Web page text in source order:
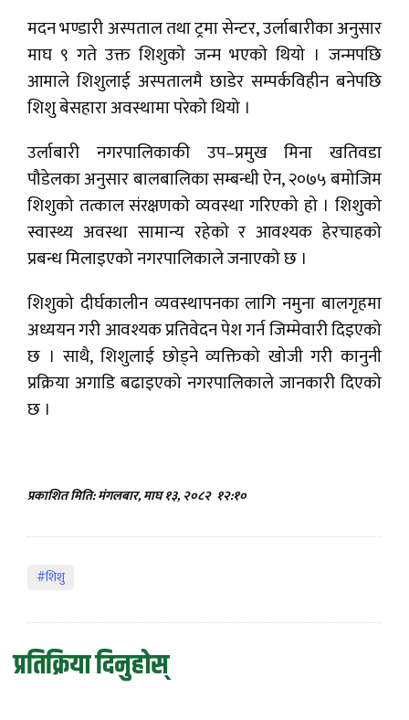
मदन भण्डारी अस्पताल तथा ट्रमा सेन्टर, उर्लाबारीका अनुसार
माघ ९ गते उक्त शिशुको जन्म भएको थियो । जन्मपछि
आमाले शिशुलाई अस्पतालमै छाडेर सम्पर्कविहीन बनेपछि
शिशु बेसहारा अवस्थामा परेको थियो ।
उर्लाबारी नगरपालिकाकी उप–प्रमुख मिना खतिवडा
पौडेलका अनुसार बालबालिका सम्बन्धी ऐन, २०७५ बमोजिम
शिशुको तत्काल संरक्षणको व्यवस्था गरिएको हो । शिशुको
स्वास्थ्य अवस्था सामान्य रहेको र आवश्यक हेरचाहको
प्रबन्ध मिलाइएको नगरपालिकाले जनाएको छ ।
शिशुको दीर्घकालीन व्यवस्थापनका लागि नमुना बालगृहमा
अध्ययन गरी आवश्यक प्रतिवेदन पेश गर्न जिम्मेवारी दिइएको
छ । साथै, शिशुलाई छोड्ने व्यक्तिको खोजी गरी कानुनी
प्रक्रिया अगाडि बढाइएको नगरपालिकाले जानकारी दिएको
छ ।
प्रकाशित मिति: मंगलबार, माघ १३, २०८२ १२:१०
#शिशु
प्रतिक्रिया दिनुहोस्